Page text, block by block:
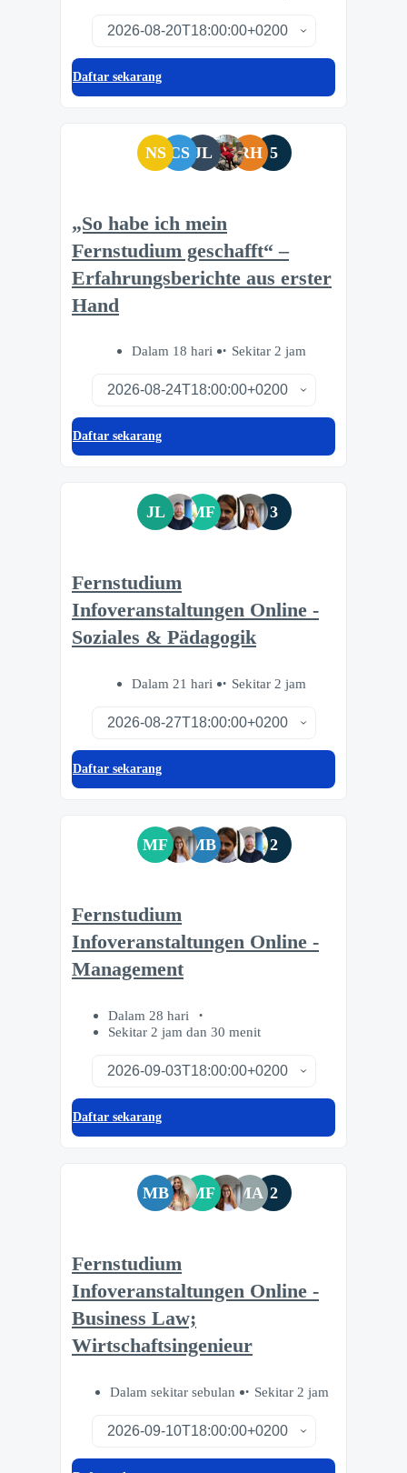
Daftar sekarang
NS CS JL RH 5
„So habe ich mein
Fernstudium geschafft“ –
Erfahrungsberichte aus erster
Hand
Dalam 18 hari Sekitar 2 jam
Daftar sekarang
JL MF 3
Fernstudium
Infoveranstaltungen Online -
Soziales & Pädagogik
Dalam 21 hari Sekitar 2 jam
Daftar sekarang
MF MB 2
Fernstudium
Infoveranstaltungen Online -
Management
Dalam 28 hari
Sekitar 2 jam dan 30 menit
Daftar sekarang
MB MF MA 2
Fernstudium
Infoveranstaltungen Online -
Business Law;
Wirtschaftsingenieur
Dalam sekitar sebulan Sekitar 2 jam